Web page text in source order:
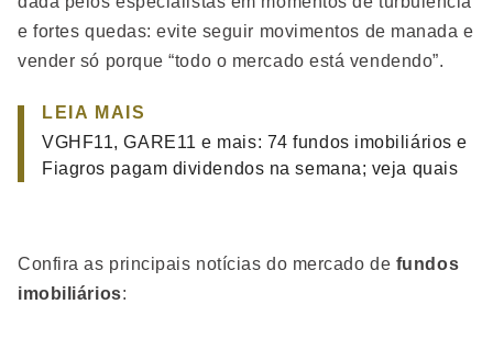
e fortes quedas: evite seguir movimentos de manada e
vender só porque “todo o mercado está vendendo”.
LEIA MAIS
VGHF11, GARE11 e mais: 74 fundos imobiliários e
Fiagros pagam dividendos na semana; veja quais
Confira as principais notícias do mercado de fundos
imobiliários: